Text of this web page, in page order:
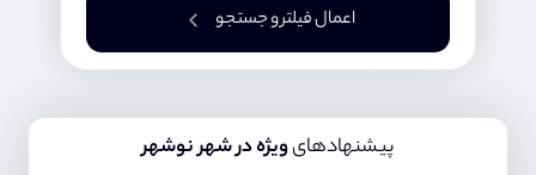
اعمال فیلتر و جستجو
پیشنهادهایویژه در شهر نوشهر